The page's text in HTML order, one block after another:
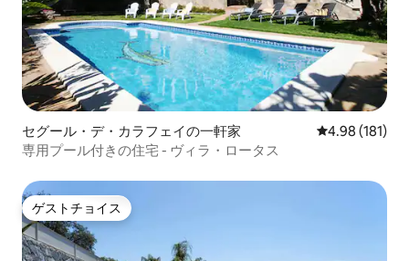
セグール・デ・カラフェイの一軒家 レビュー181
4.98 (181)
専用プール付きの住宅 - ヴィラ・ロータス
ゲストチョイス
ゲストチョイス